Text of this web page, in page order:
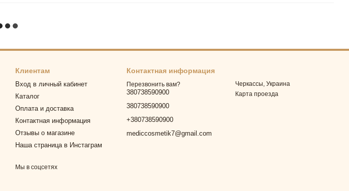
Клиентам
Вход в личный кабинет
Каталог
Оплата и доставка
Контактная информация
Отзывы о магазине
Наша страница в Инстаграм
Мы в соцсетях
Контактная информация
Перезвонить вам?
380738590900
380738590900
+380738590900
mediccosmetik7@gmail.com
Черкассы, Украина
Карта проезда